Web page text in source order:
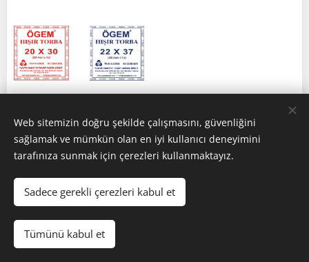
GörsellerPexelstarafından sağlanmıştır
Cookies
Türkçe
English
Web sitemizin doğru şekilde çalışmasını, güvenliğini
sağlamak ve mümkün olan en iyi kullanıcı deneyimini
tarafınıza sunmak için çerezleri kullanmaktayız.
Sadece gerekli çerezleri kabul et
Tümünü kabul et